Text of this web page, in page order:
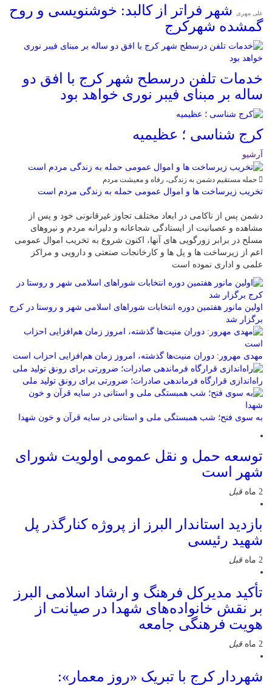
علی مهری
شهر فراتر از کالبد: خوشنویسی و روح
گمشده شهرکرج
خدمات تلفن درسطح شهر کرج با افق دو
ساله بر مبنای فیبر نوری خواهد بود
کرج شناسی ؛ عظیمیه
آرشیو
حمله مستقیم دشمن به زندگی، رفاه و معیشت مردم
تخریب زیرساخت ها و اموال عمومی حمله به زندگی مردم است
دشمن پس از ناکامی در ابعاد مختلف تجاوز غیرقانونی خود و پس از
مشاهده و عصبانیت از ایستادگی شجاعانه و دلیرانه مردم و نیروهای
مسلح در برابر زورگویی های آنها، اکنون شروع به تخریب اموال عمومی
اعم از زیرساخت ها و پل ها و کارخانجات صنعتی و دارویی و مراکز
علمی و اداری نموده است
اولین مانور هفتمین دوره انتخابات شوراهای اسلامی شهر و روستا در کرج
برگزار شد
مهدی مهرور: دوران منیت‌ها گذشته، امروز زمان هم‌افزایی احزاب است
راه‌اندازی قرارگاه فرماندهی صادرات؛ ضرورتی برای رونق تولید ملی
به سوی فتح؛ شب همبستگی ملی و استانی در سایه قرآن و خون شهدا
توسعه حمل و نقل عمومی اولویت شورای
شهر است
2 ماه قبل
بازدید استاندار البرز از پروژه کنارگذر پل
شهید رئیسی
2 ماه قبل
تأکید مدیرکل فرهنگ و ارشاد اسلامی البرز
بر نقش خانواده‌های شهدا در صیانت از
هویت فرهنگی جامعه
2 ماه قبل
شهردار کرج با تبریک «روز معمار»: